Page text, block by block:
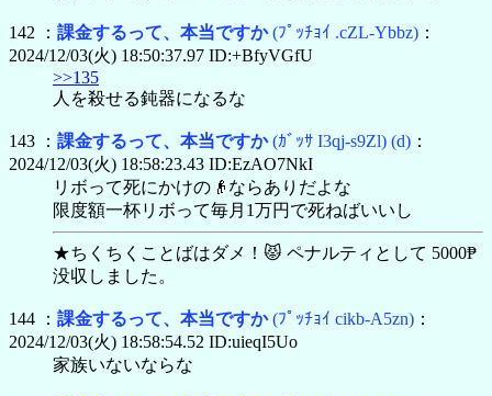
142 ： 課金するって、本当ですか(ﾌﾟｯﾁｮｲ .cZL-Ybbz) ：
2024/12/03(火) 18:50:37.97 ID:+BfyVGfU
>>135
人を殺せる鈍器になるな
143 ： 課金するって、本当ですか(ｶﾞｯｻ I3qj-s9Zl) (d) ：
2024/12/03(火) 18:58:23.43 ID:EzAO7NkI
リボって死にかけの👴ならありだよな
限度額一杯リボって毎月1万円で死ねばいいし
★ちくちくことばはダメ！😾 ペナルティとして 5000₱
没収しました。
144 ： 課金するって、本当ですか(ﾌﾟｯﾁｮｲ cikb-A5zn) ：
2024/12/03(火) 18:58:54.52 ID:uieqI5Uo
家族いないならな